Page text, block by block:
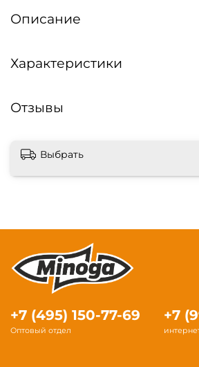
Описание
Характеристики
Отзывы
Выбрать
+7 (495) 150-77-69
Оптовый отдел
+7